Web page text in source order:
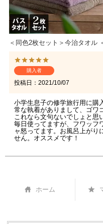
＜同色2枚セット＞今治タオル
購入者
投稿日 2021/10/07
小学生息子の修学旅行用に購
常な執着がありまして、ゴワ
これなら文句ないでしょと思
毎日使ってますが、フワッフ
ャ怒ってます。お風呂上がり
せん。オススメです！
ホーム